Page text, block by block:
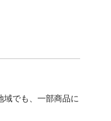
でも、一部商品に